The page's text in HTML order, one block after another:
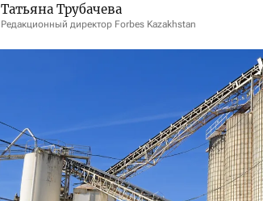
Татьяна Трубачева
Редакционный директор Forbes Kazakhstan